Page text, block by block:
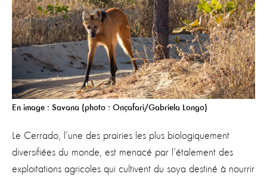
En image : Savana (photo : Onçafari/Gabriela Longo)
Le Cerrado, l’une des prairies les plus biologiquement
diversifiées du monde, est menacé par l’étalement des
exploitations agricoles qui cultivent du soya destiné à nourrir